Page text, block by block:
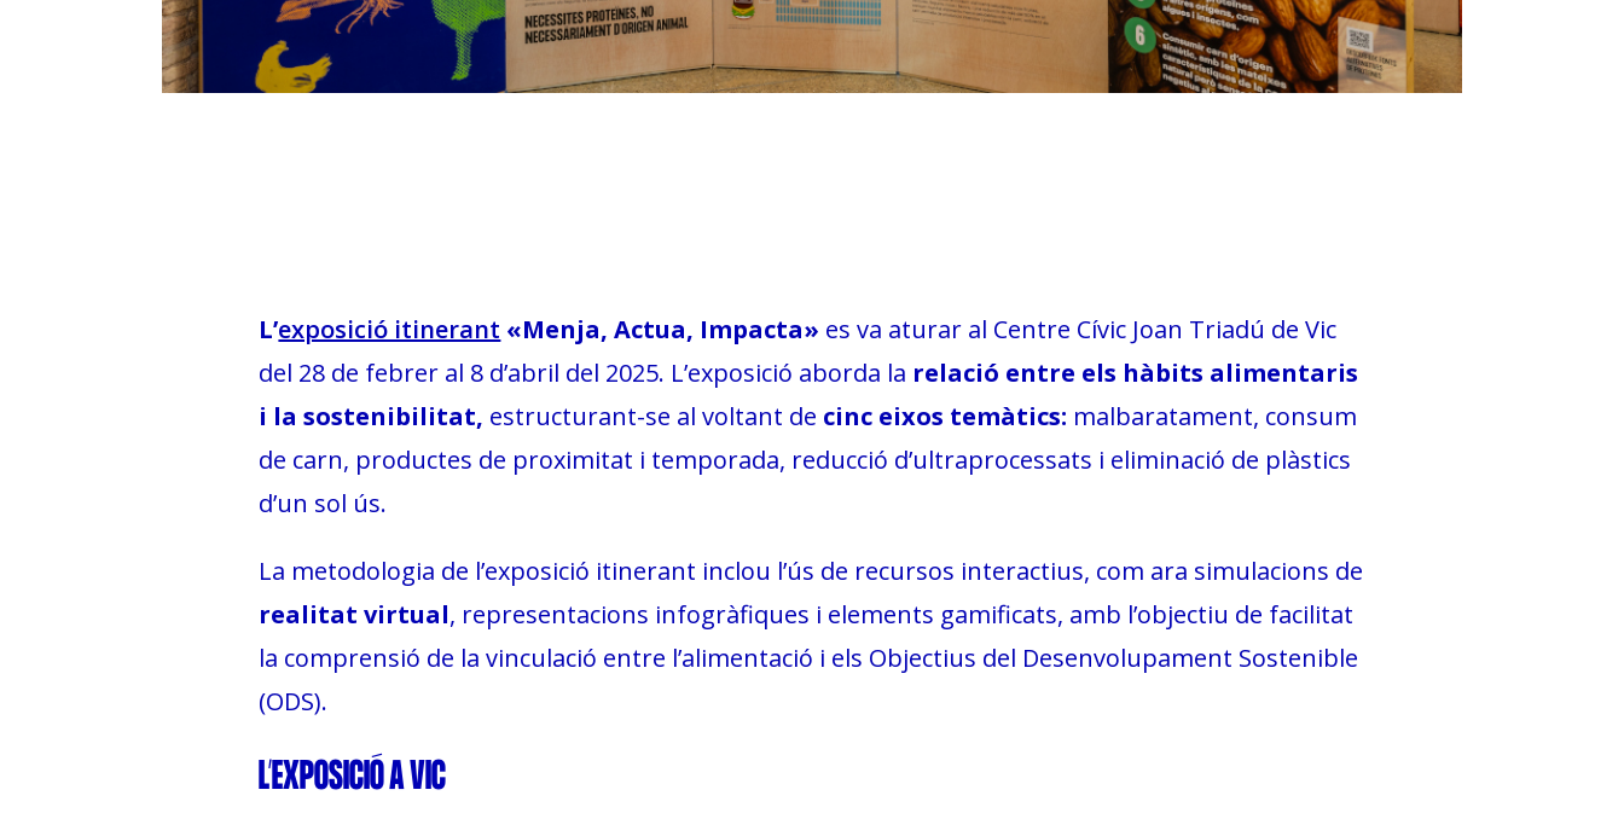
L’exposició itinerant «Menja, Actua, Impacta» es va aturar al Centre Cívic Joan Triadú de Vic
del 28 de febrer al 8 d’abril del 2025. L’exposició aborda la relació entre els hàbits alimentaris
i la sostenibilitat, estructurant-se al voltant de cinc eixos temàtics: malbaratament, consum
de carn, productes de proximitat i temporada, reducció d’ultraprocessats i eliminació de plàstics
d’un sol ús.
La metodologia de l’exposició itinerant inclou l’ús de recursos interactius, com ara simulacions de
realitat virtual, representacions infogràfiques i elements gamificats, amb l’objectiu de facilitat
la comprensió de la vinculació entre l’alimentació i els Objectius del Desenvolupament Sostenible
(ODS).
L’EXPOSICIÓ A VIC